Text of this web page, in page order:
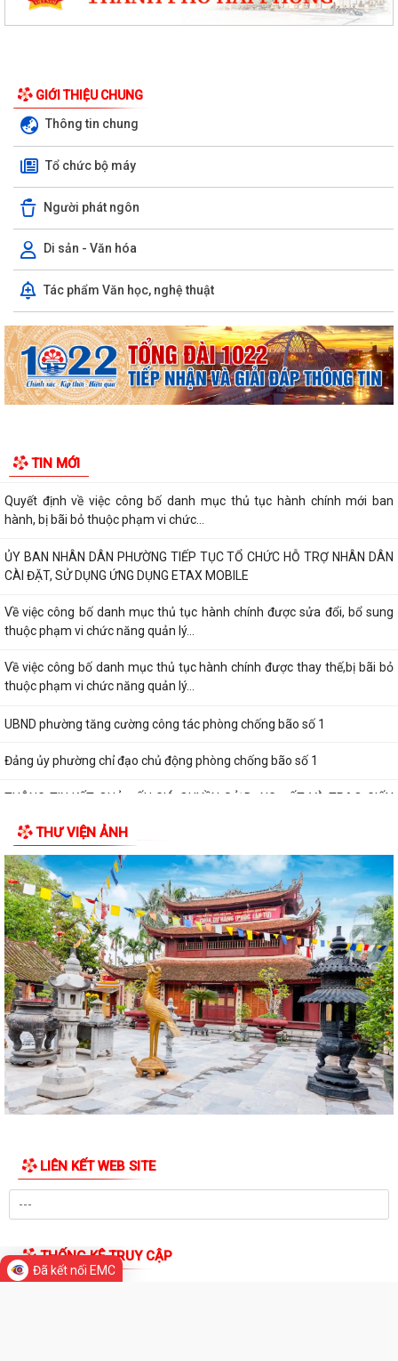
GIỚI THIỆU CHUNG
Thông tin chung
Tổ chức bộ máy
Người phát ngôn
Di sản - Văn hóa
Tác phẩm Văn học, nghệ thuật
TIN MỚI
tuyến tại các tổ dân phố –...
THÔNG BÁO: Thời gian tiếp tục triển khai thu Thuế sử dụng đất phi
nông nghiệp năm 2026 trên địa bàn...
Hải Phòng công khai thủ tục hành chính đặc thù mới ban hành lĩnh vực
đất đai thuộc phạm vi chức...
sung, bị bãi bỏ thuộc phạm vi chức...
UBND PHƯỜNG HƯNG ĐẠO TRIỂN KHAI ĐỢT CAO ĐIỂM HỖ TRỢ NHÂN
DÂN CÀI ĐẶT, SỬ DỤNG ỨNG DỤNG ETAX MOBILE,...
Quyết định về việc công bố danh mục thủ tục hành chính mới ban
hành, bị bãi bỏ thuộc phạm vi chức...
ỦY BAN NHÂN DÂN PHƯỜNG TIẾP TỤC TỔ CHỨC HỖ TRỢ NHÂN DÂN
CÀI ĐẶT, SỬ DỤNG ỨNG DỤNG ETAX MOBILE
Về việc công bố danh mục thủ tục hành chính được sửa đổi, bổ sung
thuộc phạm vi chức năng quản lý...
Về việc công bố danh mục thủ tục hành chính được thay thế,bị bãi bỏ
THÔNG TIN KẾT QUẢ ĐẤU GIÁ QUYỀN SỬ DỤNG ĐẤT VÀ TRAO GIẤY
CHỨNG NHẬN QUYỀN SỬ DỤNG ĐẤT
THÔNG BÁO Về việc công khai số điện thoại đường dây nóng và trang
thông tin tiếp nhận kiến nghị,...
ẤM ÁP CHƯƠNG TRÌNH THĂM, TẶNG QUÀ NHÂN KỶ NIỆM 25 NĂM
NGÀY GIA ĐÌNH VIỆT NAM (28/6/2001 – 28/6/2026)
HỘI CỰU CHIẾN BINH, HỘI LHPN PHƯỜNG HƯNG ĐẠO DỌN VỆ SINH
NGHĨA TRANG LIỆT SĨ
HỘI ĐỒNG NHÂN DÂN PHƯỜNG HƯNG ĐẠO TỔ CHỨC KỲ HỌP THỨ 2
(KỲ HỌP THƯỜNG LỆ GIỮA NĂM) NĂM 2026
HỘI NÔNG DÂN PHƯỜNG HƯNG ĐẠO TIẾP ĐOÀN KIỂM TRA VỀ HOẠT
ĐỘNG TÍN DỤNG CHÍNH SÁCH XÃ HỘI
CÁO VIÊN THÁNG 6 NĂM 2026
THƯ VIỆN ẢNH
LIÊN KẾT WEB SITE
Đã kết nối EMC